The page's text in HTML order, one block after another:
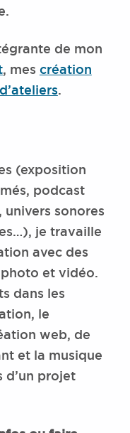
de mon
, mes création
.
(exposition
podcast
sonores
je travaille
avec des
et vidéo.
dans les
le
web, de
et la musique
d’un projet